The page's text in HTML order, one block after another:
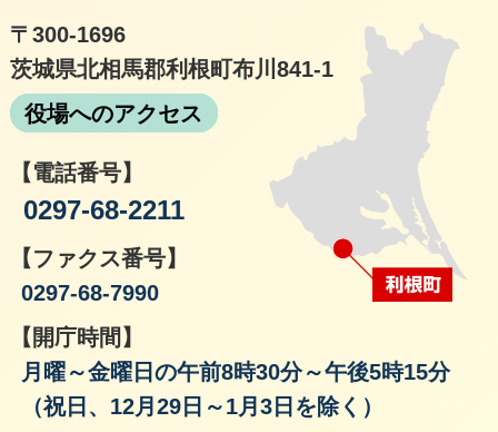
〒300-1696
茨城県北相馬郡利根町布川841-1
役場へのアクセス
【電話番号】
0297-68-2211
【ファクス番号】
0297-68-7990
【開庁時間】
月曜～金曜日の午前8時30分～午後5時15分
（祝日、12月29日～1月3日を除く）